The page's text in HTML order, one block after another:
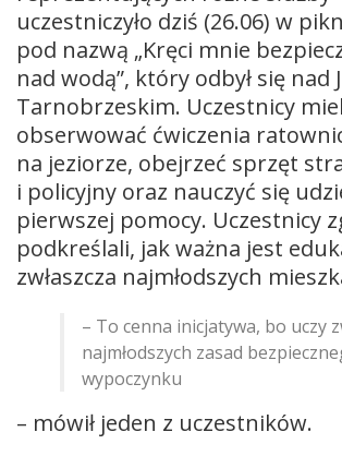
uczestniczyło dziś (26.06) w
pod nazwą „Kręci mnie
nad wodą”, który odbył się nad
Tarnobrzeskim. Uczestnicy
obserwować ćwiczenia
na jeziorze, obejrzeć sprzęt
i policyjny oraz nauczyć się
pierwszej pomocy. Uczestnicy
podkreślali, jak ważna jest
zwłaszcza najmłodszych
– To cenna inicjatywa, bo uczy
najmłodszych zasad
wypoczynku
– mówił jeden z uczestników.